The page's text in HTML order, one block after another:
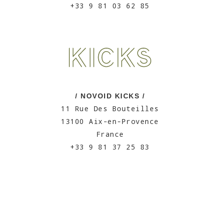
+33 9 81 03 62 85
/ NOVOID KICKS /
11 Rue Des Bouteilles
13100 Aix-en-Provence
France
+33 9 81 37 25 83